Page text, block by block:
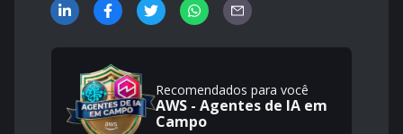
Recomendados para você
AWS - Agentes de IA em
Campo